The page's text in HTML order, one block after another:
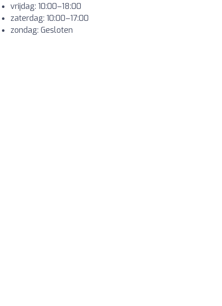
vrijdag: 10:00–18:00
zaterdag: 10:00–17:00
zondag: Gesloten